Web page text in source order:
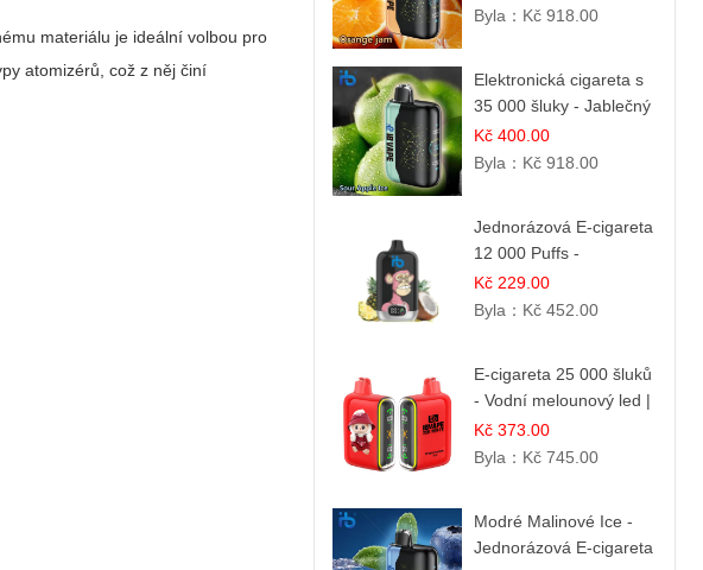
materiálu je ideální volbou pro
atomizérů, což z něj činí
Dlouhotrvající zážitek
Byla： Kč 918.00
Elektronická cigareta s
35 000 šluky - Jablečný
kyselý led | Osvěžující
kyselá jablka
Kč 400.00
Byla： Kč 918.00
Jednorázová E-cigareta
12 000 Puffs -
Ananasovo-Kokosová
Zmrzlina | Tropický
Kč 229.00
Byla： Kč 452.00
E-cigareta 25 000 šluků
- Vodní melounový led |
Osvěžující letní příchuť
Kč 373.00
Byla： Kč 745.00
Modré Malinové Ice -
Jednorázová E-cigareta